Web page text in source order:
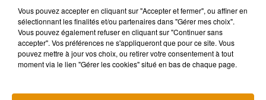
7 août 2026
7 août 2026
Vous pouvez accepter en cliquant sur "Accepter et fermer", ou affiner en
sélectionnant les finalités et/ou partenaires dans "Gérer mes choix".
Vous pouvez également refuser en cliquant sur "Continuer sans
accepter". Vos préférences ne s'appliqueront que pour ce site. Vous
pouvez mettre à jour vos choix, ou retirer votre consentement à tout
moment via le lien "Gérer les cookies" situé en bas de chaque page.